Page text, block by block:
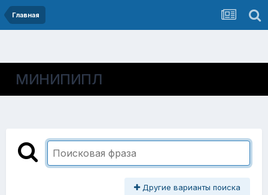
Главная
МИНИПИПЛ
Другие варианты поиска